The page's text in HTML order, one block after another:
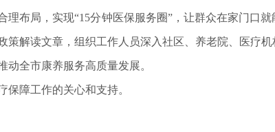
理布局，实现“15分钟医保服务圈”，让群众在家门口
策解读文章，组织工作人员深入社区、养老院、医疗
动全市康养服务高质量发展。
障工作的关心和支持。